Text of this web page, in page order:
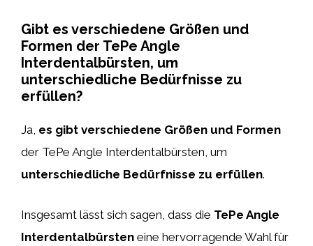
Gibt es verschiedene Größen und
Formen der TePe Angle
Interdentalbürsten, um
unterschiedliche Bedürfnisse zu
erfüllen?
Ja, es gibt verschiedene Größen und Formen
der TePe Angle Interdentalbürsten, um
unterschiedliche Bedürfnisse zu erfüllen.
Insgesamt lässt sich sagen, dass die TePe Angle
Interdentalbürsten eine hervorragende Wahl für